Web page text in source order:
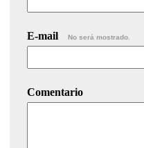
E-mail No será mostrado.
Comentario